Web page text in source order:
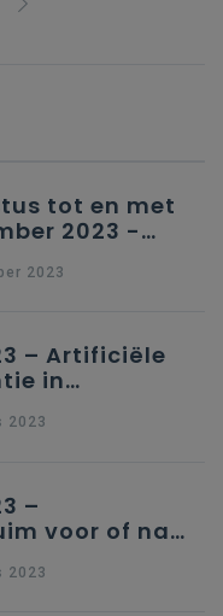
tot en met
2023 -
2023
– Artificiële
in
2023
–
voor of na
2023